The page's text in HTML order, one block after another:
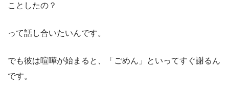
ことしたの？
って話し合いたいんです。
でも彼は喧嘩が始まると、「ごめん」といってすぐ謝るん
です。